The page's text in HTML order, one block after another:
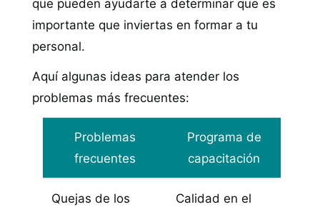
que pueden ayudarte a determinar que es
importante que inviertas en formar a tu
personal.
Aquí algunas ideas para atender los
problemas más frecuentes:
Problemas
frecuentes
Programa de
capacitación
Quejas de los
Calidad en el